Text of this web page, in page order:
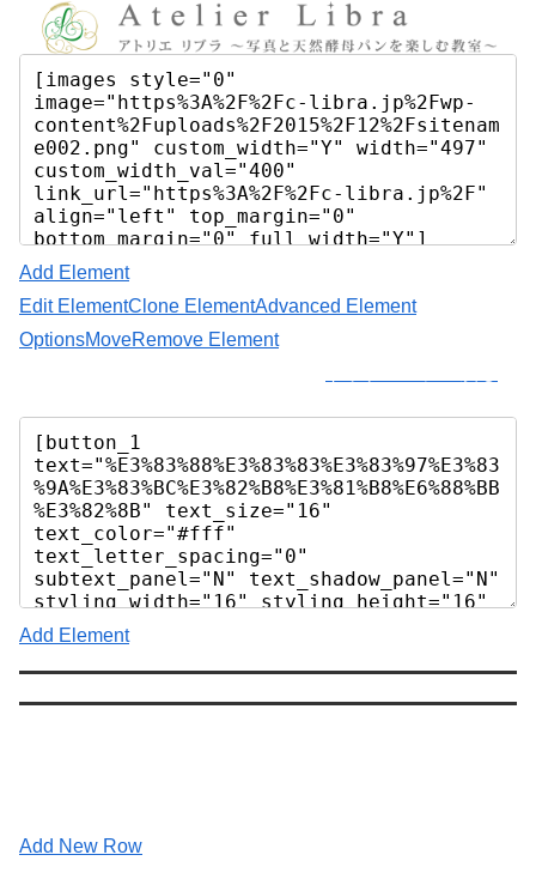
Add Element
Edit ElementClone ElementAdvanced Element
OptionsMoveRemove Element
Add Element
Add New Row